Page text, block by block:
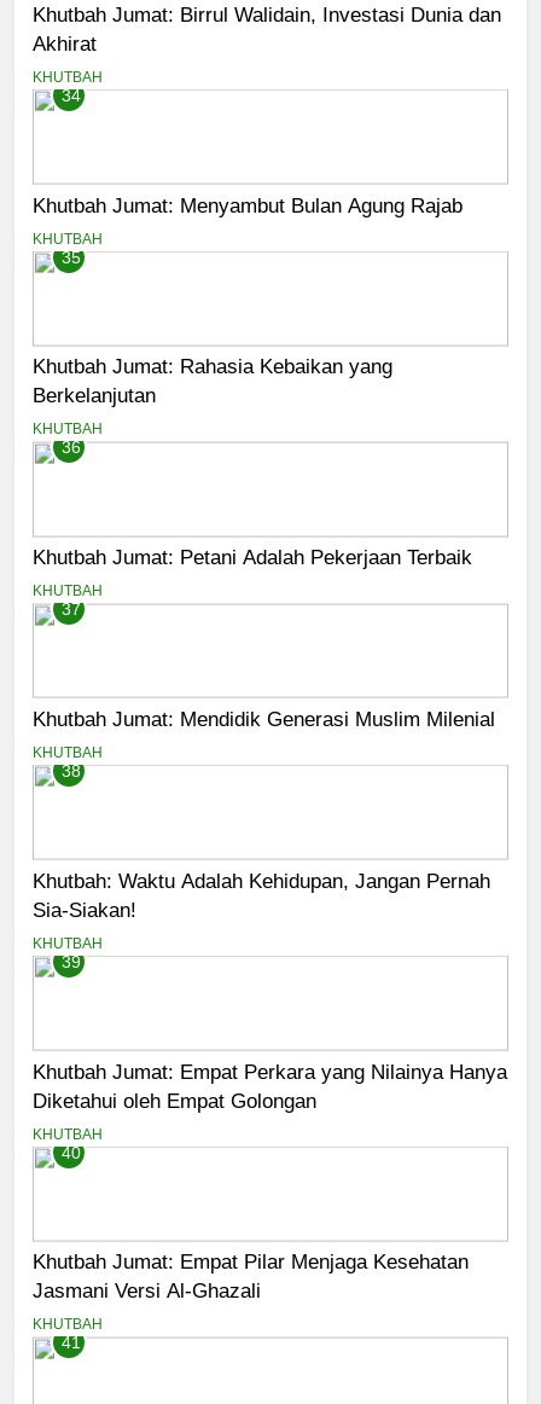
Khutbah Jumat: Birrul Walidain, Investasi Dunia dan
Akhirat
KHUTBAH
34
Khutbah Jumat: Menyambut Bulan Agung Rajab
KHUTBAH
35
Khutbah Jumat: Rahasia Kebaikan yang
Berkelanjutan
KHUTBAH
36
Khutbah Jumat: Petani Adalah Pekerjaan Terbaik
KHUTBAH
37
Khutbah Jumat: Mendidik Generasi Muslim Milenial
KHUTBAH
38
Khutbah: Waktu Adalah Kehidupan, Jangan Pernah
Sia-Siakan!
KHUTBAH
39
Khutbah Jumat: Empat Perkara yang Nilainya Hanya
Diketahui oleh Empat Golongan
KHUTBAH
40
Khutbah Jumat: Empat Pilar Menjaga Kesehatan
Jasmani Versi Al-Ghazali
KHUTBAH
41